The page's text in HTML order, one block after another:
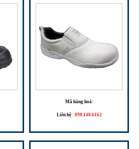
Mã hàng hoá:
Liên hệ : 098.148.6162